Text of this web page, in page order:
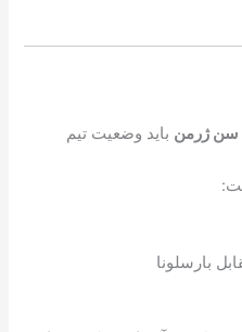
سن ژرمن باید وضعیت تیم
بارسلونا